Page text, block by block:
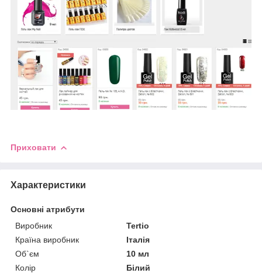
Приховати
Характеристики
Основні атрибути
Виробник
Tertio
Країна виробник
Італія
Об`єм
10 мл
Колір
Білий